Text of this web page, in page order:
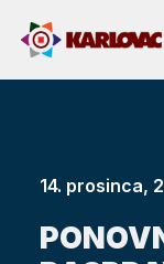
14. prosinca,